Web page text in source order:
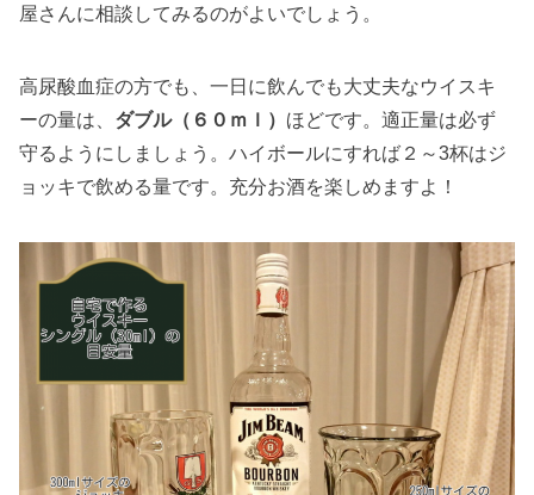
屋さんに相談してみるのがよいでしょう。
高尿酸血症の方でも、一日に飲んでも大丈夫なウイスキ
ーの量は、 ダブル（６０ｍｌ） ほどです。適正量は必ず
守るようにしましょう。ハイボールにすれば２～3杯はジ
ョッキで飲める量です。充分お酒を楽しめますよ！